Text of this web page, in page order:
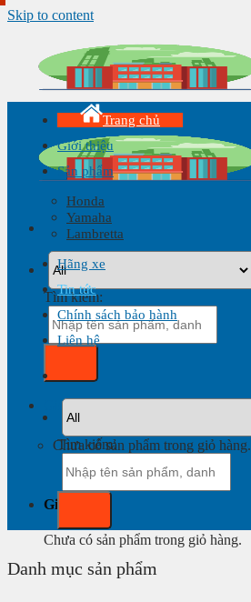
Skip to content
Tìm kiếm:
Giỏ hàng
Chưa có sản phẩm trong giỏ hàng.
Giỏ hàng
Chưa có sản phẩm trong giỏ hàng.
Trang chủ
Giới thiệu
Sản phẩm
Honda
Yamaha
Lambretta
Hãng xe
Tin tức
Chính sách bảo hành
Liên hệ
Tìm kiếm:
Danh mục sản phẩm